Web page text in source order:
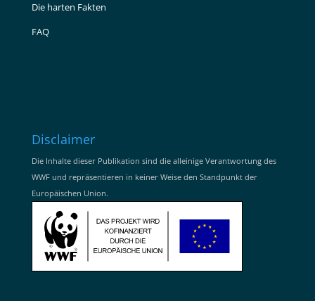
Die harten Fakten
FAQ
Disclaimer
Die Inhalte dieser Publikation sind die alleinige Verantwortung des
WWF und repräsentieren in keiner Weise den Standpunkt der
Europäischen Union.